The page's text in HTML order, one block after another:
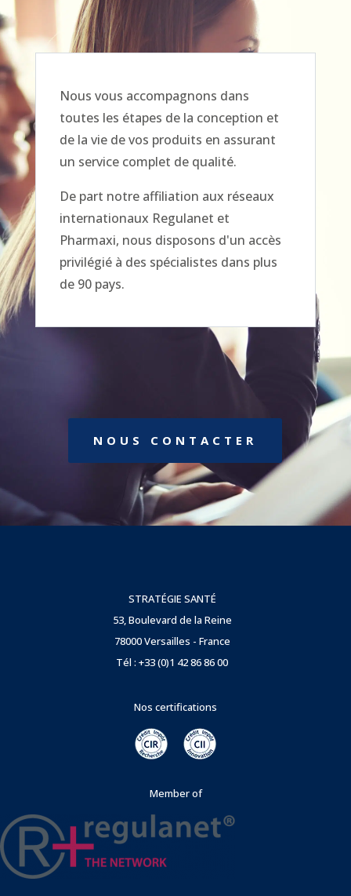
Nous vous accompagnons dans
toutes les étapes de la conception et
de la vie de vos produits en assurant
un service complet de qualité.
De part notre affiliation aux réseaux
internationaux Regulanet et
Pharmaxi, nous disposons d'un accès
privilégié à des spécialistes dans plus
de 90 pays.
NOUS CONTACTER
STRATÉGIE SANTÉ
53, Boulevard de la Reine
78000 Versailles - France
Tél : +33 (0)1 42 86 86 00
Nos certifications
Member of